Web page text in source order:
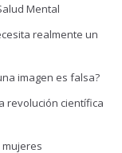
Mental
realmente un
imagen es falsa?
revolución científica